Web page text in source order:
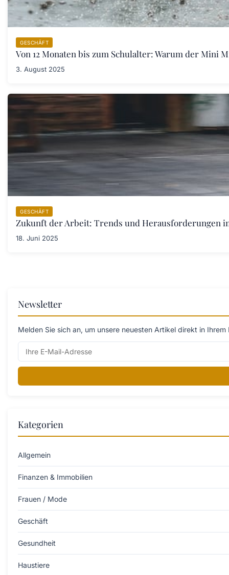
GESCHÄFT
Von 12 Monaten bis zum Schulalter: Warum der Mini
3. August 2025
GESCHÄFT
Zukunft der Arbeit: Trends und Herausforderungen
18. Juni 2025
Newsletter
Melden Sie sich an, um unsere neuesten Artikel direkt in
Kategorien
Allgemein
Finanzen & Immobilien
Frauen / Mode
Geschäft
Gesundheit
Haustiere